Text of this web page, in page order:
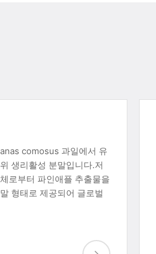
comosus 과일에서 유
생리활성 분말입니다.저
로부터 파인애플 추출물을
형태로 제공되어 글로벌